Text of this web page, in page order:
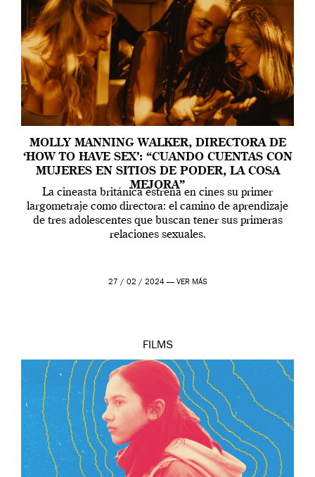
MOLLY MANNING WALKER, DIRECTORA DE
‘HOW TO HAVE SEX’: “CUANDO CUENTAS CON
MUJERES EN SITIOS DE PODER, LA COSA
MEJORA”
La cineasta británica estrena en cines su primer
largometraje como directora: el camino de aprendizaje
de tres adolescentes que buscan tener sus primeras
relaciones sexuales.
27 / 02 / 2024 — VER MÁS
FILMS